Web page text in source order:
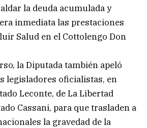
la deuda acumulada y
inmediata las prestaciones
Salud en el Cottolengo Don
la Diputada también apeló
legisladores oficialistas, en
Leconte, de La Libertad
Cassani, para que trasladen a
la gravedad de la